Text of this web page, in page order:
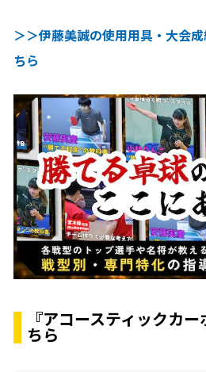
＞＞伊藤美誠の使用用具・大会
ちら
『アコースティックカ
ちら